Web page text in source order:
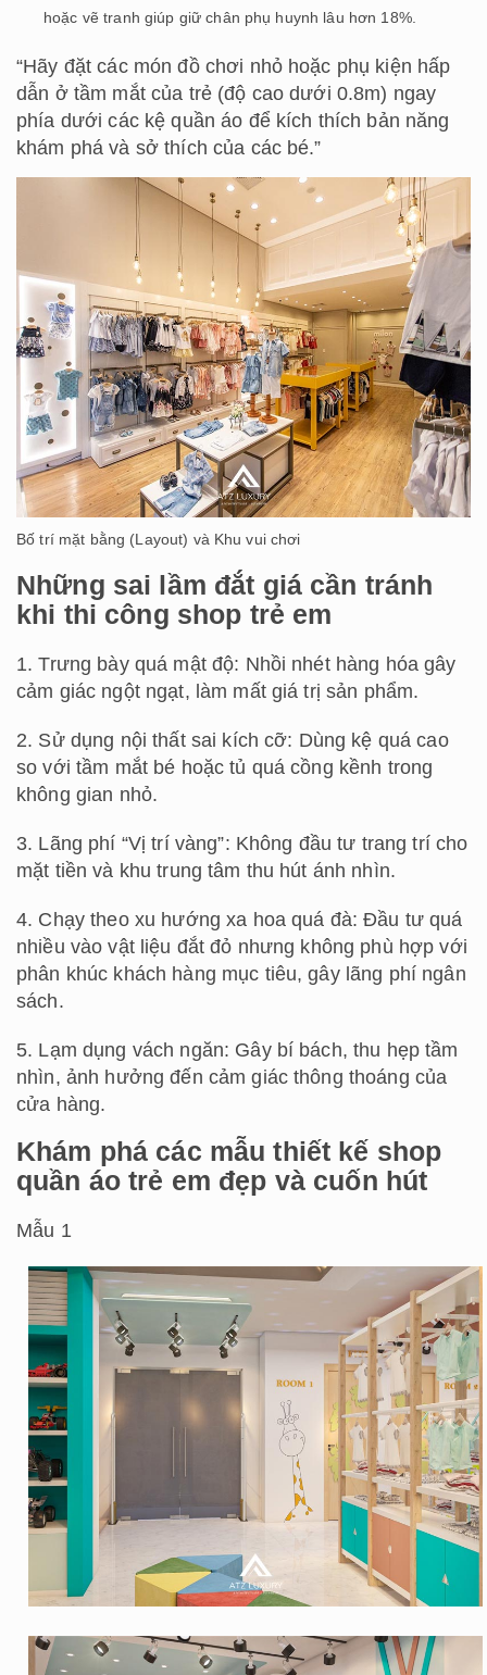
hoặc vẽ tranh giúp giữ chân phụ huynh lâu hơn 18%.
“Hãy đặt các món đồ chơi nhỏ hoặc phụ kiện hấp
dẫn ở tầm mắt của trẻ (độ cao dưới 0.8m) ngay
phía dưới các kệ quần áo để kích thích bản năng
khám phá và sở thích của các bé.”
Bố trí mặt bằng (Layout) và Khu vui chơi
Những sai lầm đắt giá cần tránh
khi thi công shop trẻ em
1. Trưng bày quá mật độ: Nhồi nhét hàng hóa gây
cảm giác ngột ngạt, làm mất giá trị sản phẩm.
2. Sử dụng nội thất sai kích cỡ: Dùng kệ quá cao
so với tầm mắt bé hoặc tủ quá cồng kềnh trong
không gian nhỏ.
3. Lãng phí “Vị trí vàng”: Không đầu tư trang trí cho
mặt tiền và khu trung tâm thu hút ánh nhìn.
4. Chạy theo xu hướng xa hoa quá đà: Đầu tư quá
nhiều vào vật liệu đắt đỏ nhưng không phù hợp với
phân khúc khách hàng mục tiêu, gây lãng phí ngân
sách.
5. Lạm dụng vách ngăn: Gây bí bách, thu hẹp tầm
nhìn, ảnh hưởng đến cảm giác thông thoáng của
cửa hàng.
Khám phá các mẫu thiết kế shop
quần áo trẻ em đẹp và cuốn hút
Mẫu 1